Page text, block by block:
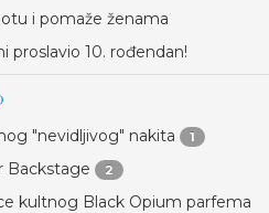
i pomaže ženama
proslavio 10. rođendan!
"nevidljivog" nakita 1
Backstage 2
kultnog Black Opium parfema